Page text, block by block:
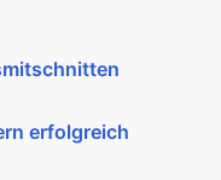
erfolgreich